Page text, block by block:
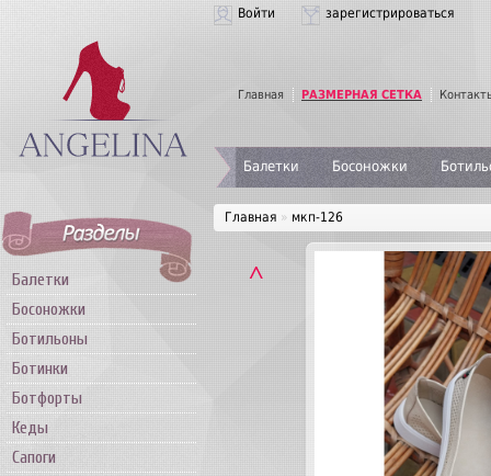
Войти зарегистрироваться
Главная РАЗМЕРНАЯ СЕТКА
Балетки Босоножки
Балетки
Босоножки
Ботильоны
Ботинки
Ботфорты
Кеды
Сапоги
Главная » мкп-126
˄